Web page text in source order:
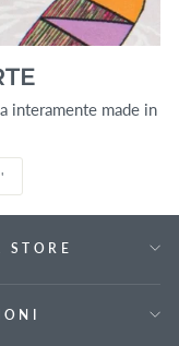
interamente made in